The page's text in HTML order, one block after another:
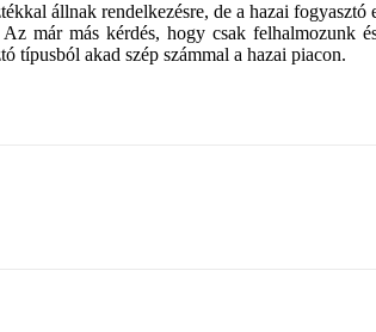
állnak rendelkezésre, de a hazai
már más kérdés, hogy csak felhalmozunk
típusból akad szép számmal a hazai piacon.